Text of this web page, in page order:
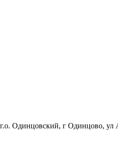
Одинцовский, г Одинцово, ул